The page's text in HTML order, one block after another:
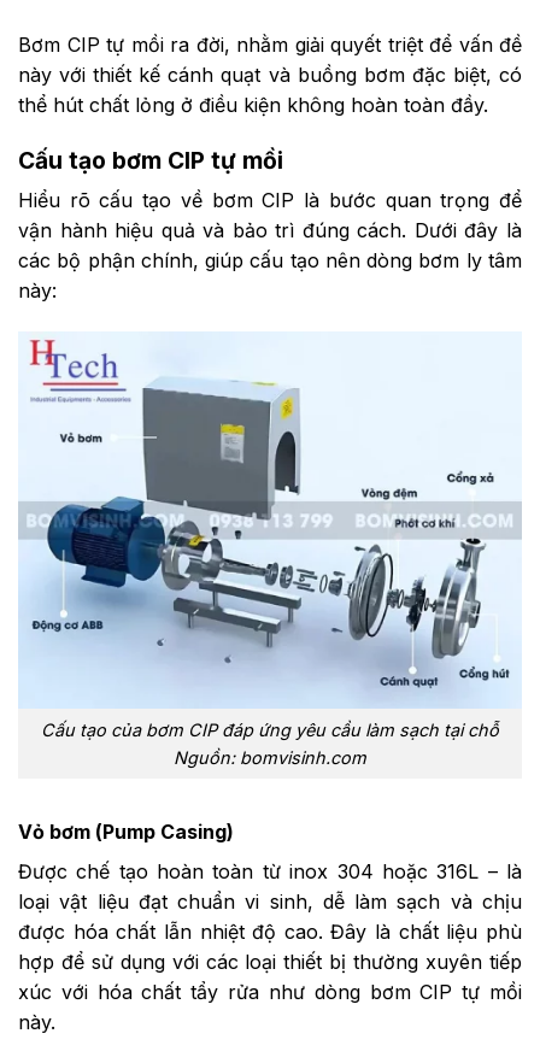
Bơm CIP tự mồi ra đời, nhằm giải quyết triệt để vấn đề
này với thiết kế cánh quạt và buồng bơm đặc biệt, có
thể hút chất lỏng ở điều kiện không hoàn toàn đầy.
Cấu tạo bơm CIP tự mồi
Hiểu rõ cấu tạo về bơm CIP là bước quan trọng để
vận hành hiệu quả và bảo trì đúng cách. Dưới đây là
các bộ phận chính, giúp cấu tạo nên dòng bơm ly tâm
này:
Cấu tạo của bơm CIP đáp ứng yêu cầu làm sạch tại chỗ
Nguồn: bomvisinh.com
Vỏ bơm (Pump Casing)
Được chế tạo hoàn toàn từ inox 304 hoặc 316L – là
loại vật liệu đạt chuẩn vi sinh, dễ làm sạch và chịu
được hóa chất lẫn nhiệt độ cao. Đây là chất liệu phù
hợp để sử dụng với các loại thiết bị thường xuyên tiếp
xúc với hóa chất tẩy rửa như dòng bơm CIP tự mồi
này.